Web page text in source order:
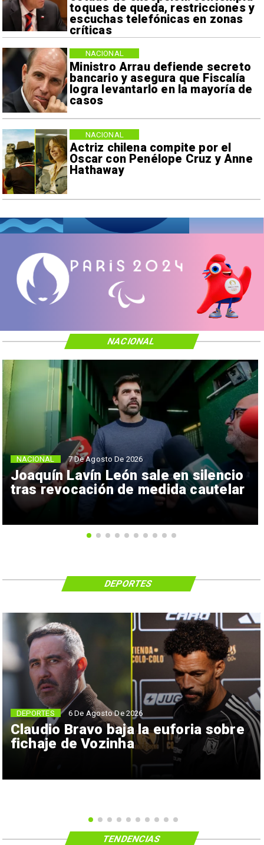
toques de queda, restricciones y
escuchas telefónicas en zonas
críticas
Ministro Arrau defiende secreto
bancario y asegura que Fiscalía
logra levantarlo en la mayoría de
casos
NACIONAL
Actriz chilena compite por el
Oscar con Penélope Cruz y Anne
Hathaway
NACIONAL
Joaquín Lavín León sale en silencio
tras revocación de medida cautelar
NACIONAL 7 De Agosto De 2026
NACIONAL
Claudio Bravo baja la euforia sobre
fichaje de Vozinha
DEPORTES 6 De Agosto De 2026
DEPORTES
TENDENCIAS